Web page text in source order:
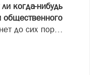
когда-нибудь
общественного
до сих пор…